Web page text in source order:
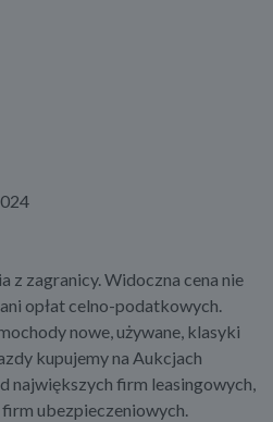
z zagranicy. Widoczna cena nie
opłat celno-podatkowych.
nowe, używane, klasyki
kupujemy na Aukcjach
największych firm leasingowych,
ubezpieczeniowych.